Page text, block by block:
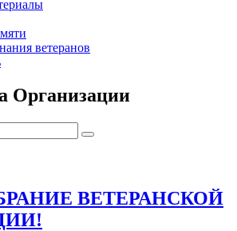
ветеранов
Организации
ВЕТЕРАНСКОЙ